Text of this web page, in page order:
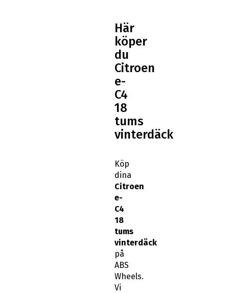
Här
köper
du
Citroen
e-
C4
18
tums
vinterdäck
Köp
dina
Citroen
e-
C4
18
tums
vinterdäck
på
ABS
Wheels.
Vi